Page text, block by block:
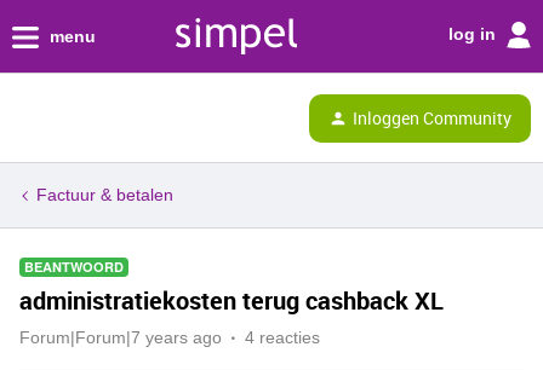
menu log in
Inloggen Community
Factuur & betalen
BEANTWOORD
administratiekosten terug cashback XL
Forum|Forum|7 years ago 4 reacties